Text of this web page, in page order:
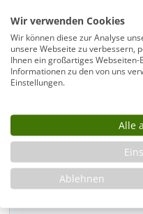
zuschneidbar 100x100
Gefälleboard Dusche
zuschneidbar
Unterbauelement für
Unterbauelement für
zuschneidbar,
Produkt Anzahl:
Wir verwenden Cookies
Wir können diese zur Analyse
unsere Webseite zu verbessern,
Ihnen ein großartiges
Informationen zu den von uns
Einstellungen.
Alle
Ablehnen